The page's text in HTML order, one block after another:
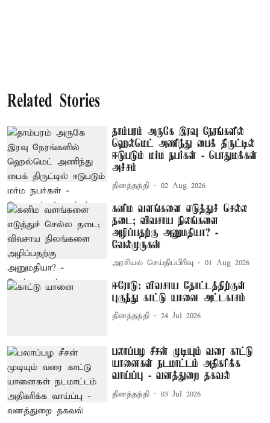
Related Stories
தாம்பரம் அருகே இரவு நேரங்களில்
ஹெல்மெட் அணிந்து பைக் திருட்டில்
ஈடுபடும் மர்ம நபர்கள் - பொதுமக்கள்
அச்சம்
தினத்தந்தி 02 Aug 2026
கனிம வளங்களை எடுத்துச் செல்ல
தடை; விவசாய நிலங்களை
அழிப்பதற்கு அனுமதியா? -
வேல்முருகன்
அரசியல் செய்திப்பிரிவு 01 Aug 2026
ஈரோடு: விவசாய தோட்டத்திற்குள்
புகுந்து காட்டு யானை அட்டகாசம்
தினத்தந்தி 24 Jul 2026
பலாப்பழ சீசன் முடியும் வரை காட்டு
யானைகள் நடமாட்டம் அதிகரிக்க
வாய்ப்பு - வனத்துறை தகவல்
தினத்தந்தி 03 Jul 2026